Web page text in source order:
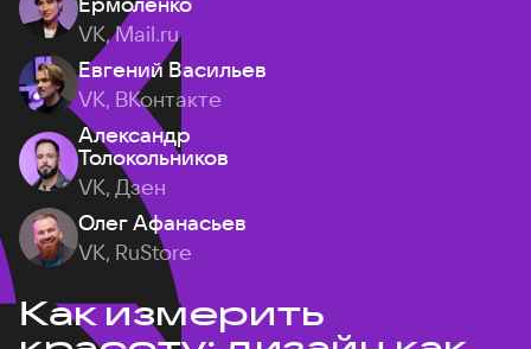
VK, Mail.ru
Евгений Васильев
VK, ВКонтакте
Александр
Толокольников
VK, Дзен
Олег Афанасьев
VK, RuStore
Как измерить